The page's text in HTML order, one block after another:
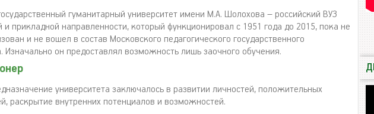
гуманитарный университет имени М.А. Шолохова – российский ВУЗ
и прикладной направленности, который функционировал с 1951 года до 2015, пока не
и не вошел в состав Московского педагогического государственного
Изначально он предоставлял возможность лишь заочного обучения.
университета заключалось в развитии личностей, положительных
раскрытие внутренних потенциалов и возможностей.